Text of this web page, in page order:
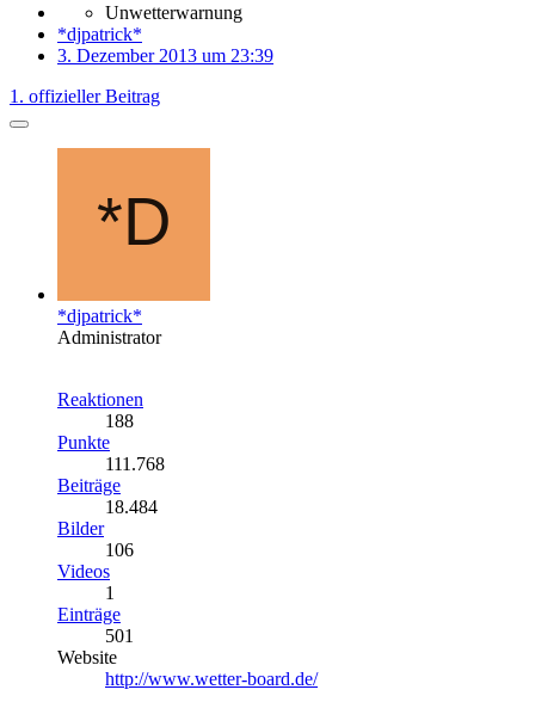
Unwetterwarnung
*djpatrick*
3. Dezember 2013 um 23:39
1. offizieller Beitrag
*djpatrick*
Administrator
Reaktionen
188
Punkte
111.768
Beiträge
18.484
Bilder
106
Videos
1
Einträge
501
Website
http://www.wetter-board.de/